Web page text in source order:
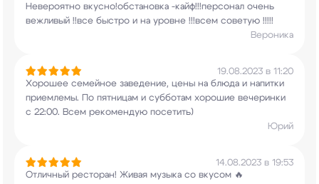
Невероятно вкусно!обстановка -кайф!!!персонал очень
вежливый !!все быстро и на уровне !!!всем советую !!!!!
Вероника
19.08.2023 в 11:20
Хорошее семейное заведение, цены на блюда и напитки
приемлемы. По пятницам и субботам хорошие вечеринки
с 22:00. Всем рекомендую посетить)
Юрий
14.08.2023 в 19:53
Отличный ресторан! Живая музыка со вкусом 🔥